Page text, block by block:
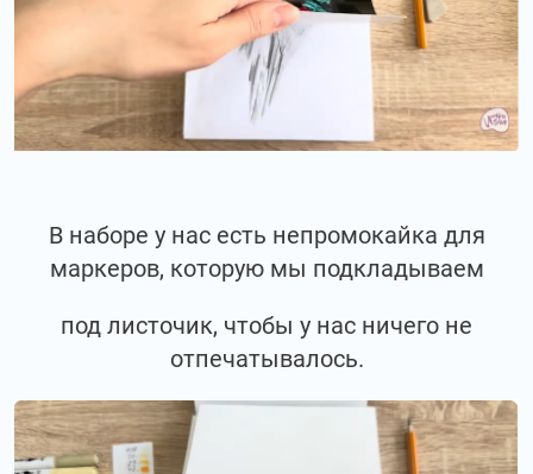
В наборе у нас есть непромокайка для
маркеров, которую мы подкладываем
под листочик, чтобы у нас ничего не
отпечатывалось.